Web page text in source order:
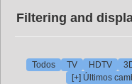
Filtering and
Todos TV HDTV
[+] Últimos